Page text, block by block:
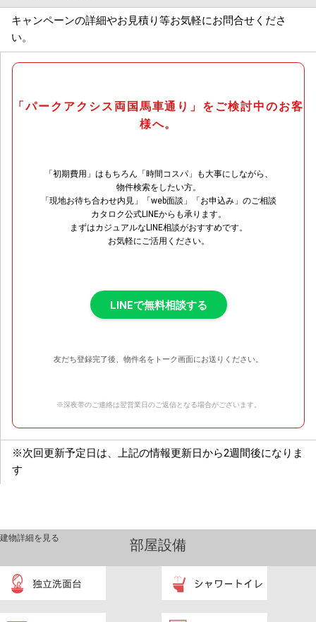
キャンペーンの詳細やお見積り等お気軽にお問合せくださ
い。
「パークアクシス両国馬車通り」をご検討中のお客
様へ。
「初期費用」はもちろん「時間コスパ」も大事にしながら、
物件検索をしたい方。
「現地お待ち合わせ内見」「web面談」「お申込み」のご相談
カタロク公式LINEからも承ります。
まずはカジュアルなLINE相談がおすすめです。
お気軽にご活用ください。
LINEで無料相談する
友だち登録完了後、物件名をトーク画面にお送りください。
※深夜帯のご連絡は翌営業日のご返信となる場合がございます。
※次回更新予定日は、上記の情報更新日から2週間後になりま
す
部屋設備
建物詳細を見る